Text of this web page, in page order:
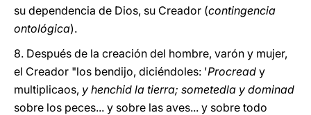
su dependencia de Dios, su Creador (contingencia
ontológica).
8. Después de la creación del hombre, varón y mujer,
el Creador "los bendijo, diciéndoles: 'Procread y
multiplicaos, y henchid la tierra; sometedla y dominad
sobre los peces... y sobre las aves... y sobre todo